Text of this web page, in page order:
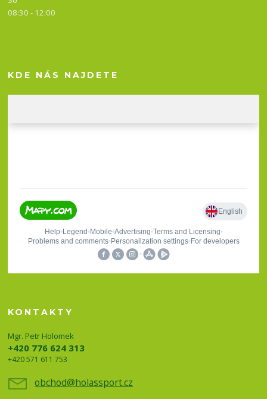
08:30 - 12:00
KDE NÁS NAJDETE
KONTAKTY
Mgr. Petr Holomek
+420 776 624 313
+420 571 611 753
obchod@holassport.cz